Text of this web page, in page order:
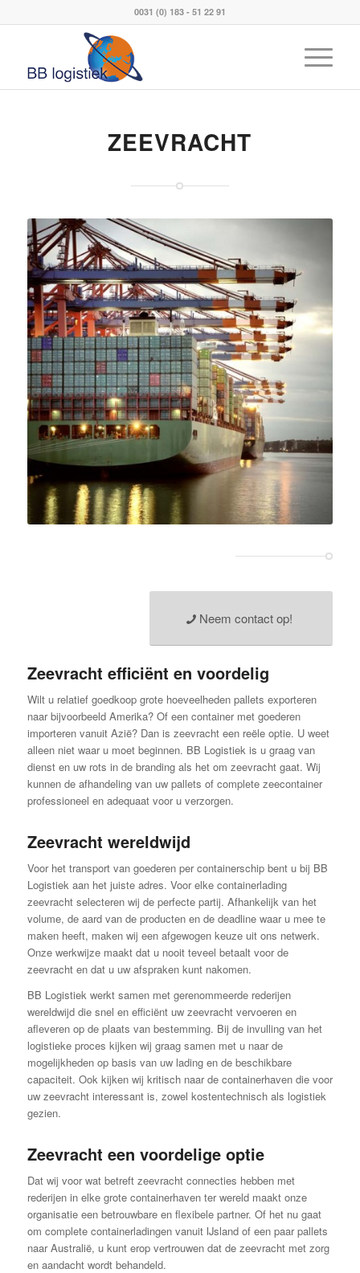
0031 (0) 183 - 51 22 91
ZEEVRACHT
Neem contact op!
Zeevracht efficiënt en voordelig
Wilt u relatief goedkoop grote hoeveelheden pallets exporteren
naar bijvoorbeeld Amerika? Of een container met goederen
importeren vanuit Azië? Dan is zeevracht een reële optie. U weet
alleen niet waar u moet beginnen. BB Logistiek is u graag van
dienst en uw rots in de branding als het om zeevracht gaat. Wij
kunnen de afhandeling van uw pallets of complete zeecontainer
professioneel en adequaat voor u verzorgen.
Zeevracht wereldwijd
Voor het transport van goederen per containerschip bent u bij BB
Logistiek aan het juiste adres. Voor elke containerlading
zeevracht selecteren wij de perfecte partij. Afhankelijk van het
volume, de aard van de producten en de deadline waar u mee te
maken heeft, maken wij een afgewogen keuze uit ons netwerk.
Onze werkwijze maakt dat u nooit teveel betaalt voor de
zeevracht en dat u uw afspraken kunt nakomen.
BB Logistiek werkt samen met gerenommeerde rederijen
wereldwijd die snel en efficiënt uw zeevracht vervoeren en
afleveren op de plaats van bestemming. Bij de invulling van het
logistieke proces kijken wij graag samen met u naar de
mogelijkheden op basis van uw lading en de beschikbare
capaciteit. Ook kijken wij kritisch naar de containerhaven die voor
uw zeevracht interessant is, zowel kostentechnisch als logistiek
gezien.
Zeevracht een voordelige optie
Dat wij voor wat betreft zeevracht connecties hebben met
rederijen in elke grote containerhaven ter wereld maakt onze
organisatie een betrouwbare en flexibele partner. Of het nu gaat
om complete containerladingen vanuit IJsland of een paar pallets
naar Australië, u kunt erop vertrouwen dat de zeevracht met zorg
en aandacht wordt behandeld.